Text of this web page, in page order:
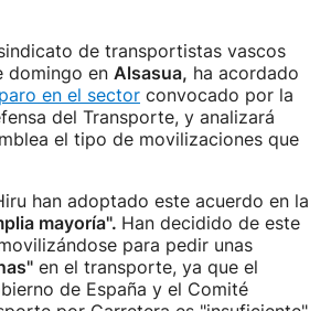
de transportistas vascos
domingo en Alsasua, ha acordado
en el sector convocado por la
del Transporte, y analizará
el tipo de movilizaciones que
han adoptado este acuerdo en la
mayoría". Han decidido de este
para pedir unas
en el transporte, ya que el
de España y el Comité